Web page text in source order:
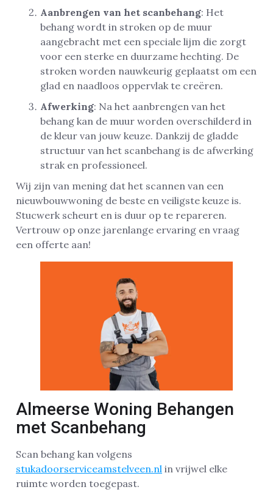
Aanbrengen van het scanbehang: Het
behang wordt in stroken op de muur
aangebracht met een speciale lijm die zorgt
voor een sterke en duurzame hechting. De
stroken worden nauwkeurig geplaatst om een
glad en naadloos oppervlak te creëren.
Afwerking: Na het aanbrengen van het
behang kan de muur worden overschilderd in
de kleur van jouw keuze. Dankzij de gladde
structuur van het scanbehang is de afwerking
strak en professioneel.
Wij zijn van mening dat het scannen van een
nieuwbouwwoning de beste en veiligste keuze is.
Stucwerk scheurt en is duur op te repareren.
Vertrouw op onze jarenlange ervaring en vraag
een offerte aan!
Almeerse Woning Behangen
met Scanbehang
Scan behang kan volgens
stukadoorserviceamstelveen.nl in vrijwel elke
ruimte worden toegepast.